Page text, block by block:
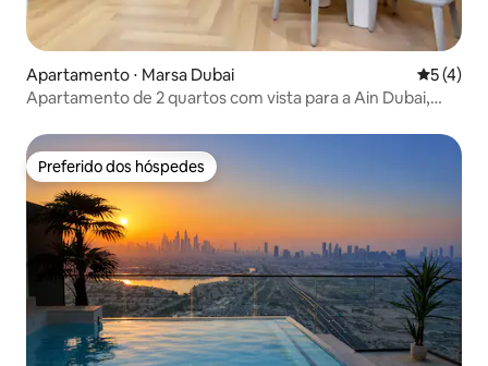
Apartamento ⋅ Marsa Dubai 5 de
5 (4)
Apartamento de 2 quartos com vista para a Ain Dubai,
Preferido dos hóspedes
Preferido dos hóspedes